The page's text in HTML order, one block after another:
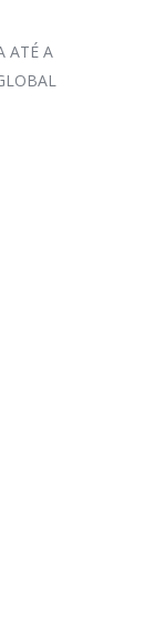
ATÉ A